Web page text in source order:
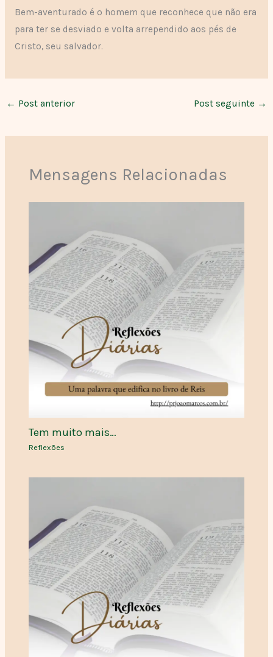
Bem-aventurado é o homem que reconhece que não era
para ter se desviado e volta arrependido aos pés de
Cristo, seu salvador.
← Post anterior Post seguinte →
Mensagens Relacionadas
Tem muito mais…
Reflexões